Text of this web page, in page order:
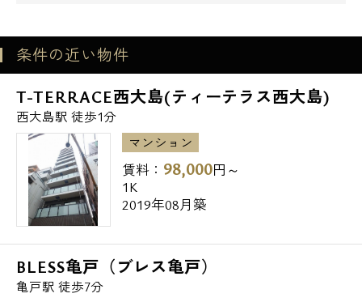
■銀行
みずほ銀行大島駅前出張所 212m
ゆうちょ銀行城東店 224m
ゆうちょ銀行本店ダイエー大島店内出張所
273m
■公園
大島緑道公園 307m
条件の近い物件
T-TERRACE西大島(ティーテラス西大島)
西大島駅 徒歩1分
マンション
賃料： 98,000円～
1K
2019年08月築
BLESS亀戸（ブレス亀戸）
亀戸駅 徒歩7分
営業時間 10：00～18：00
メールでお問い合わせ
お問い合わせ